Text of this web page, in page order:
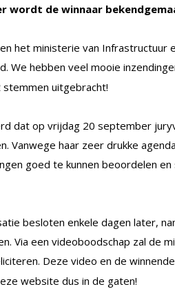
wordt de winnaar
het ministerie van
We hebben veel mooie
uitgebracht!
dat op vrijdag 20 september
Vanwege haar zeer drukke
goed te kunnen beoordelen
besloten enkele dagen later,
Via een videoboodschap zal de
Deze video en de
website dus in de gaten!